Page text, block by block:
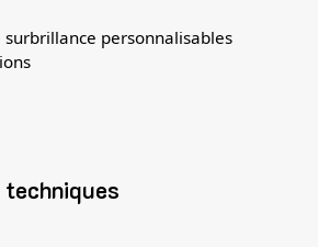
surbrillance personnalisables